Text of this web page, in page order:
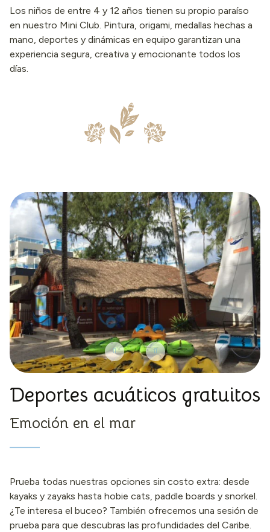
Los niños de entre 4 y 12 años tienen su propio paraíso
en nuestro Mini Club. Pintura, origami, medallas hechas a
mano, deportes y dinámicas en equipo garantizan una
experiencia segura, creativa y emocionante todos los
días.
Deportes acuáticos gratuitos
Emoción en el mar
Prueba todas nuestras opciones sin costo extra: desde
kayaks y zayaks hasta hobie cats, paddle boards y snorkel.
¿Te interesa el buceo? También ofrecemos una sesión de
prueba para que descubras las profundidades del Caribe.